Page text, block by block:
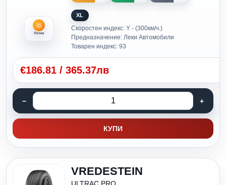
Летни
XL
Скоростен индекс: Y - (300км/ч.)
Предназначение: Леки Автомобили
Товарен индекс: 93
€186.81 / 365.37лв
КУПИ
VREDESTEIN